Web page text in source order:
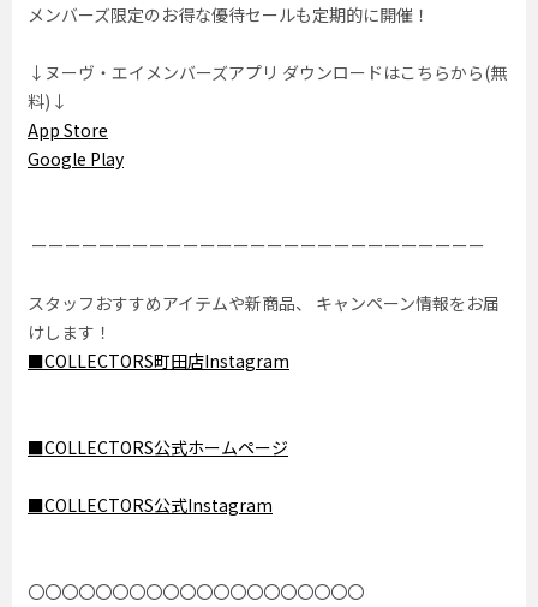
メンバーズ限定のお得な優待セールも定期的に開催！
↓ヌーヴ・エイメンバーズアプリ ダウンロードはこちらから(無
料)↓
App Store
Google Play
ーーーーーーーーーーーーーーーーーーーーーーーーーーー
スタッフおすすめアイテムや新商品、 キャンペーン情報をお届
けします！
■COLLECTORS町田店Instagram
■COLLECTORS公式ホームページ
■COLLECTORS公式Instagram
〇〇〇〇〇〇〇〇〇〇〇〇〇〇〇〇〇〇〇〇